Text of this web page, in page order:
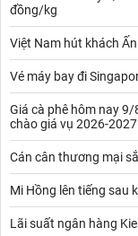
đồng/kg
Việt Nam hút khách
Vé máy bay đi
Giá cà phê hôm nay
chào giá vụ 2026-2027
Cán cân thương mại
Mi Hồng lên tiếng sau
Lãi suất ngân hàng